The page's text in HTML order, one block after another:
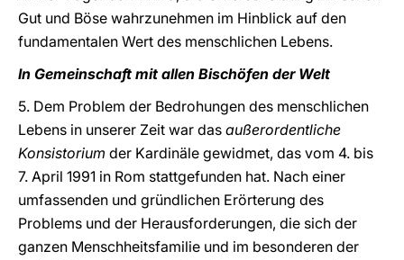
Gut und Böse wahrzunehmen im Hinblick auf den
fundamentalen Wert des menschlichen Lebens.
In Gemeinschaft mit allen Bischöfen der Welt
5. Dem Problem der Bedrohungen des menschlichen
Lebens in unserer Zeit war das außerordentliche
Konsistorium der Kardinäle gewidmet, das vom 4. bis
7. April 1991 in Rom stattgefunden hat. Nach einer
umfassenden und gründlichen Erörterung des
Problems und der Herausforderungen, die sich der
ganzen Menschheitsfamilie und im besonderen der